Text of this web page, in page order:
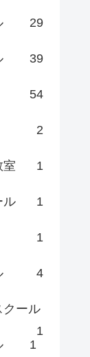
29
39
54
2
室 1
ル 1
1
4
クール
1
1